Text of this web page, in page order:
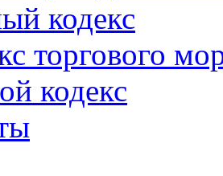
кодекс
торгового
кодекс